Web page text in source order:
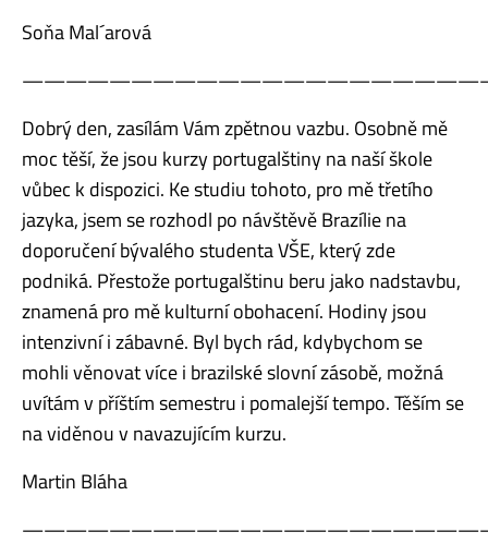
Soňa Mal´arová
Dobrý den, zasílám Vám zpětnou vazbu. Osobně mě
moc těší, že jsou kurzy portugalštiny na naší škole
vůbec k dispozici. Ke studiu tohoto, pro mě třetího
jazyka, jsem se rozhodl po návštěvě Brazílie na
doporučení bývalého studenta VŠE, který zde
podniká. Přestože portugalštinu beru jako nadstavbu,
znamená pro mě kulturní obohacení. Hodiny jsou
intenzivní i zábavné. Byl bych rád, kdybychom se
mohli věnovat více i brazilské slovní zásobě, možná
uvítám v příštím semestru i pomalejší tempo. Těším se
na viděnou v navazujícím kurzu.
Martin Bláha